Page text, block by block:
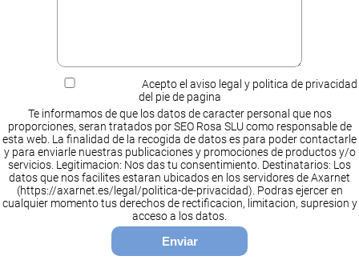
Acepto el aviso legal y politica de privacidad
del pie de pagina
Te informamos de que los datos de caracter personal que nos
proporciones, seran tratados por SEO Rosa SLU como responsable de
esta web. La finalidad de la recogida de datos es para poder contactarle
y para enviarle nuestras publicaciones y promociones de productos y/o
servicios. Legitimacion: Nos das tu consentimiento. Destinatarios: Los
datos que nos facilites estaran ubicados en los servidores de Axarnet
(https://axarnet.es/legal/politica-de-privacidad). Podras ejercer en
cualquier momento tus derechos de rectificacion, limitacion, supresion y
acceso a los datos.